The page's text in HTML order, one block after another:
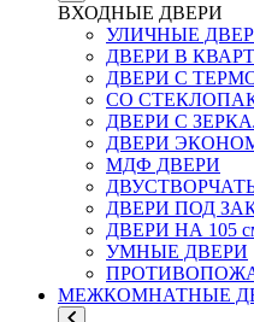
ВХОДНЫЕ ДВЕРИ
УЛИЧНЫЕ
ДВЕРИ В
ДВЕРИ С
СО
ДВЕРИ С
ДВЕРИ
МДФ ДВЕРИ
ДВЕРИ ПОД
ДВЕРИ НА 105
УМНЫЕ ДВЕРИ
МЕЖКОМНАТНЫЕ